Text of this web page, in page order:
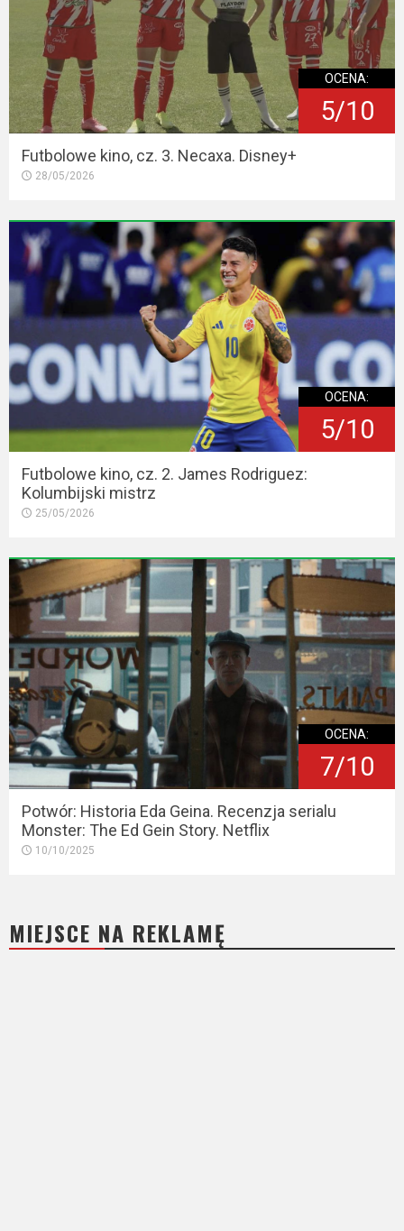
OCENA:
5/10
Futbolowe kino, cz. 3. Necaxa. Disney+
28/05/2026
OCENA:
5/10
Futbolowe kino, cz. 2. James Rodriguez:
Kolumbijski mistrz
25/05/2026
OCENA:
7/10
Potwór: Historia Eda Geina. Recenzja serialu
Monster: The Ed Gein Story. Netflix
10/10/2025
MIEJSCE NA REKLAMĘ